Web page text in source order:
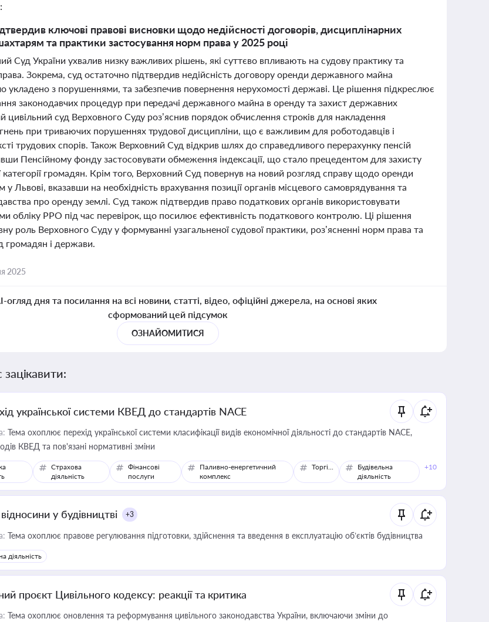
ключові правові висновки щодо недійсності договорів, дисциплінарних
та практики застосування норм права у 2025 році
Суд України ухвалив низку важливих рішень, які суттєво впливають на судову практику та
Зокрема, суд остаточно підтвердив недійсність договору оренди державного майна
укладено з порушеннями, та забезпечив повернення нерухомості державі. Це рішення підкреслює
законодавчих процедур при передачі державного майна в оренду та захист державних
цивільний суд Верховного Суду роз’яснив порядок обчислення строків для накладення
при триваючих порушеннях трудової дисципліни, що є важливим для роботодавців і
трудових спорів. Також Верховний Суд відкрив шлях до справедливого перерахунку пенсій
Пенсійному фонду застосовувати обмеження індексації, що стало прецедентом для захисту
категорії громадян. Крім того, Верховний Суд повернув на новий розгляд справу щодо оренди
у Львові, вказавши на необхідність врахування позиції органів місцевого самоврядування та
про оренду землі. Суд також підтвердив право податкових органів використовувати
обліку РРО під час перевірок, що посилює ефективність податкового контролю. Ці рішення
роль Верховного Суду у формуванні узагальненої судової практики, роз’ясненні норм права та
громадян і держави.
2025
дня та посилання на всі новини, статті, відео, офіційні джерела, на основі яких
сформований цей підсумок
ОЗНАЙОМИТИСЯ
української системи КВЕД до стандартів NACE
Тема охоплює перехід української системи класифікації видів економічної діяльності до стандартів NACE,
КВЕД та пов'язані нормативні зміни
Страхова
діяльність
Фінансові
послуги
Паливно-енергетичний
комплекс
Торгівля
Будівельна
діяльність
+10
у будівництві +3
Тема охоплює правове регулювання підготовки, здійснення та введення в експлуатацію об’єктів будівництва
діяльність
проєкт Цивільного кодексу: реакції та критика
Тема охоплює оновлення та реформування цивільного законодавства України, включаючи зміни до